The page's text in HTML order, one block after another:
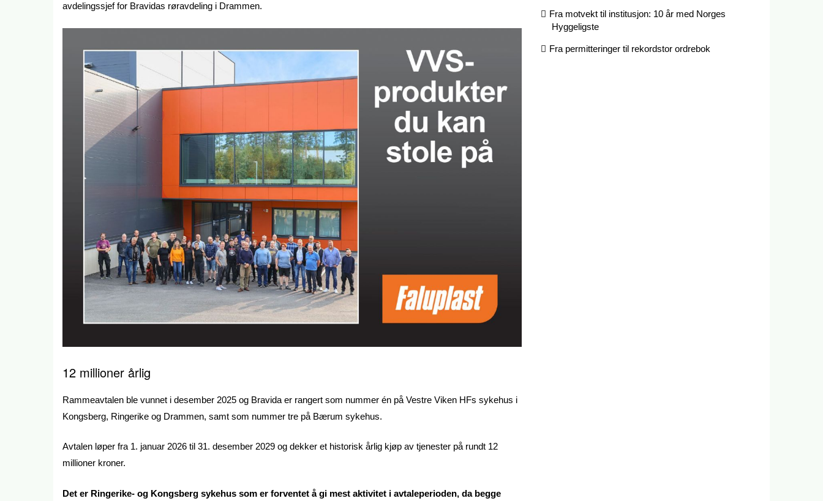
avdelingssjef for Bravidas røravdeling i Drammen.
12 millioner årlig
Rammeavtalen ble vunnet i desember 2025 og Bravida er rangert som nummer én på Vestre Viken HFs sykehus i
Kongsberg, Ringerike og Drammen, samt som nummer tre på Bærum sykehus.
Avtalen løper fra 1. januar 2026 til 31. desember 2029 og dekker et historisk årlig kjøp av tjenester på rundt 12
millioner kroner.
Det er Ringerike- og Kongsberg sykehus som er forventet å gi mest aktivitet i avtaleperioden, da begge
Fra motvekt til institusjon: 10 år med Norges
Hyggeligste
Fra permitteringer til rekordstor ordrebok